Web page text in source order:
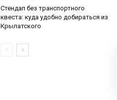
Стендап без транспортного
квеста: куда удобно добираться из
Крылатского